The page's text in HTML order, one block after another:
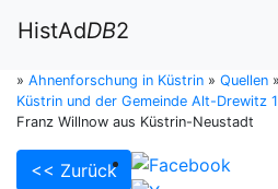
HistAdDB2
» Ahnenforschung in Küstrin » Quellen »
Küstrin und der Gemeinde Alt-Drewitz
Franz Willnow aus Küstrin-Neustadt
<< Zurück